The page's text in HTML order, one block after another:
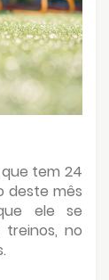
tem 24
deste mês
ele se
no